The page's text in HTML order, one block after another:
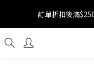
訂單折扣後滿
訂單折扣後滿
新會員 領百元折扣券 💵
惠券 > 前往